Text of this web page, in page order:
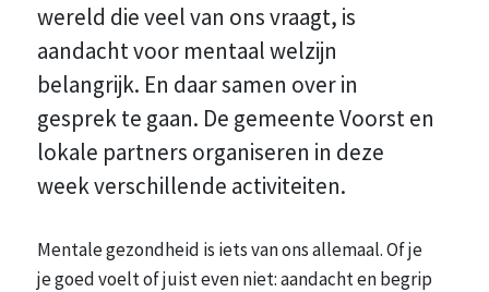
wereld die veel van ons vraagt, is
aandacht voor mentaal welzijn
belangrijk. En daar samen over in
gesprek te gaan. De gemeente Voorst en
lokale partners organiseren in deze
week verschillende activiteiten.
Mentale gezondheid is iets van ons allemaal. Of je
je goed voelt of juist even niet: aandacht en begrip